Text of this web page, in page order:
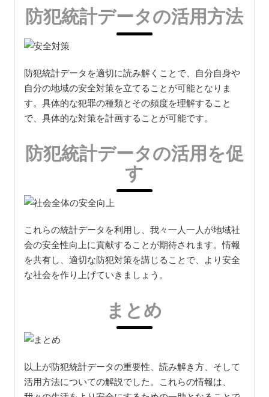
防犯統計データの活用方法
防犯統計データを適切に読み解くことで、自分自身や
自分の地域の安全対策を立てることが可能となりま
す。具体的な犯罪の種類とその頻度を理解すること
で、具体的な対策を計画することが可能です。
防犯統計データの活用を促
す
これらの統計データを利用し、我々一人一人が地域社
会の安全性向上に貢献することが期待されます。情報
を共有し、適切な防犯対策を講じることで、より安全
な社会を作り上げていきましょう。
まとめ
以上が防犯統計データの重要性、読み解き方、そして
活用方法についての解説でした。これらの情報は、